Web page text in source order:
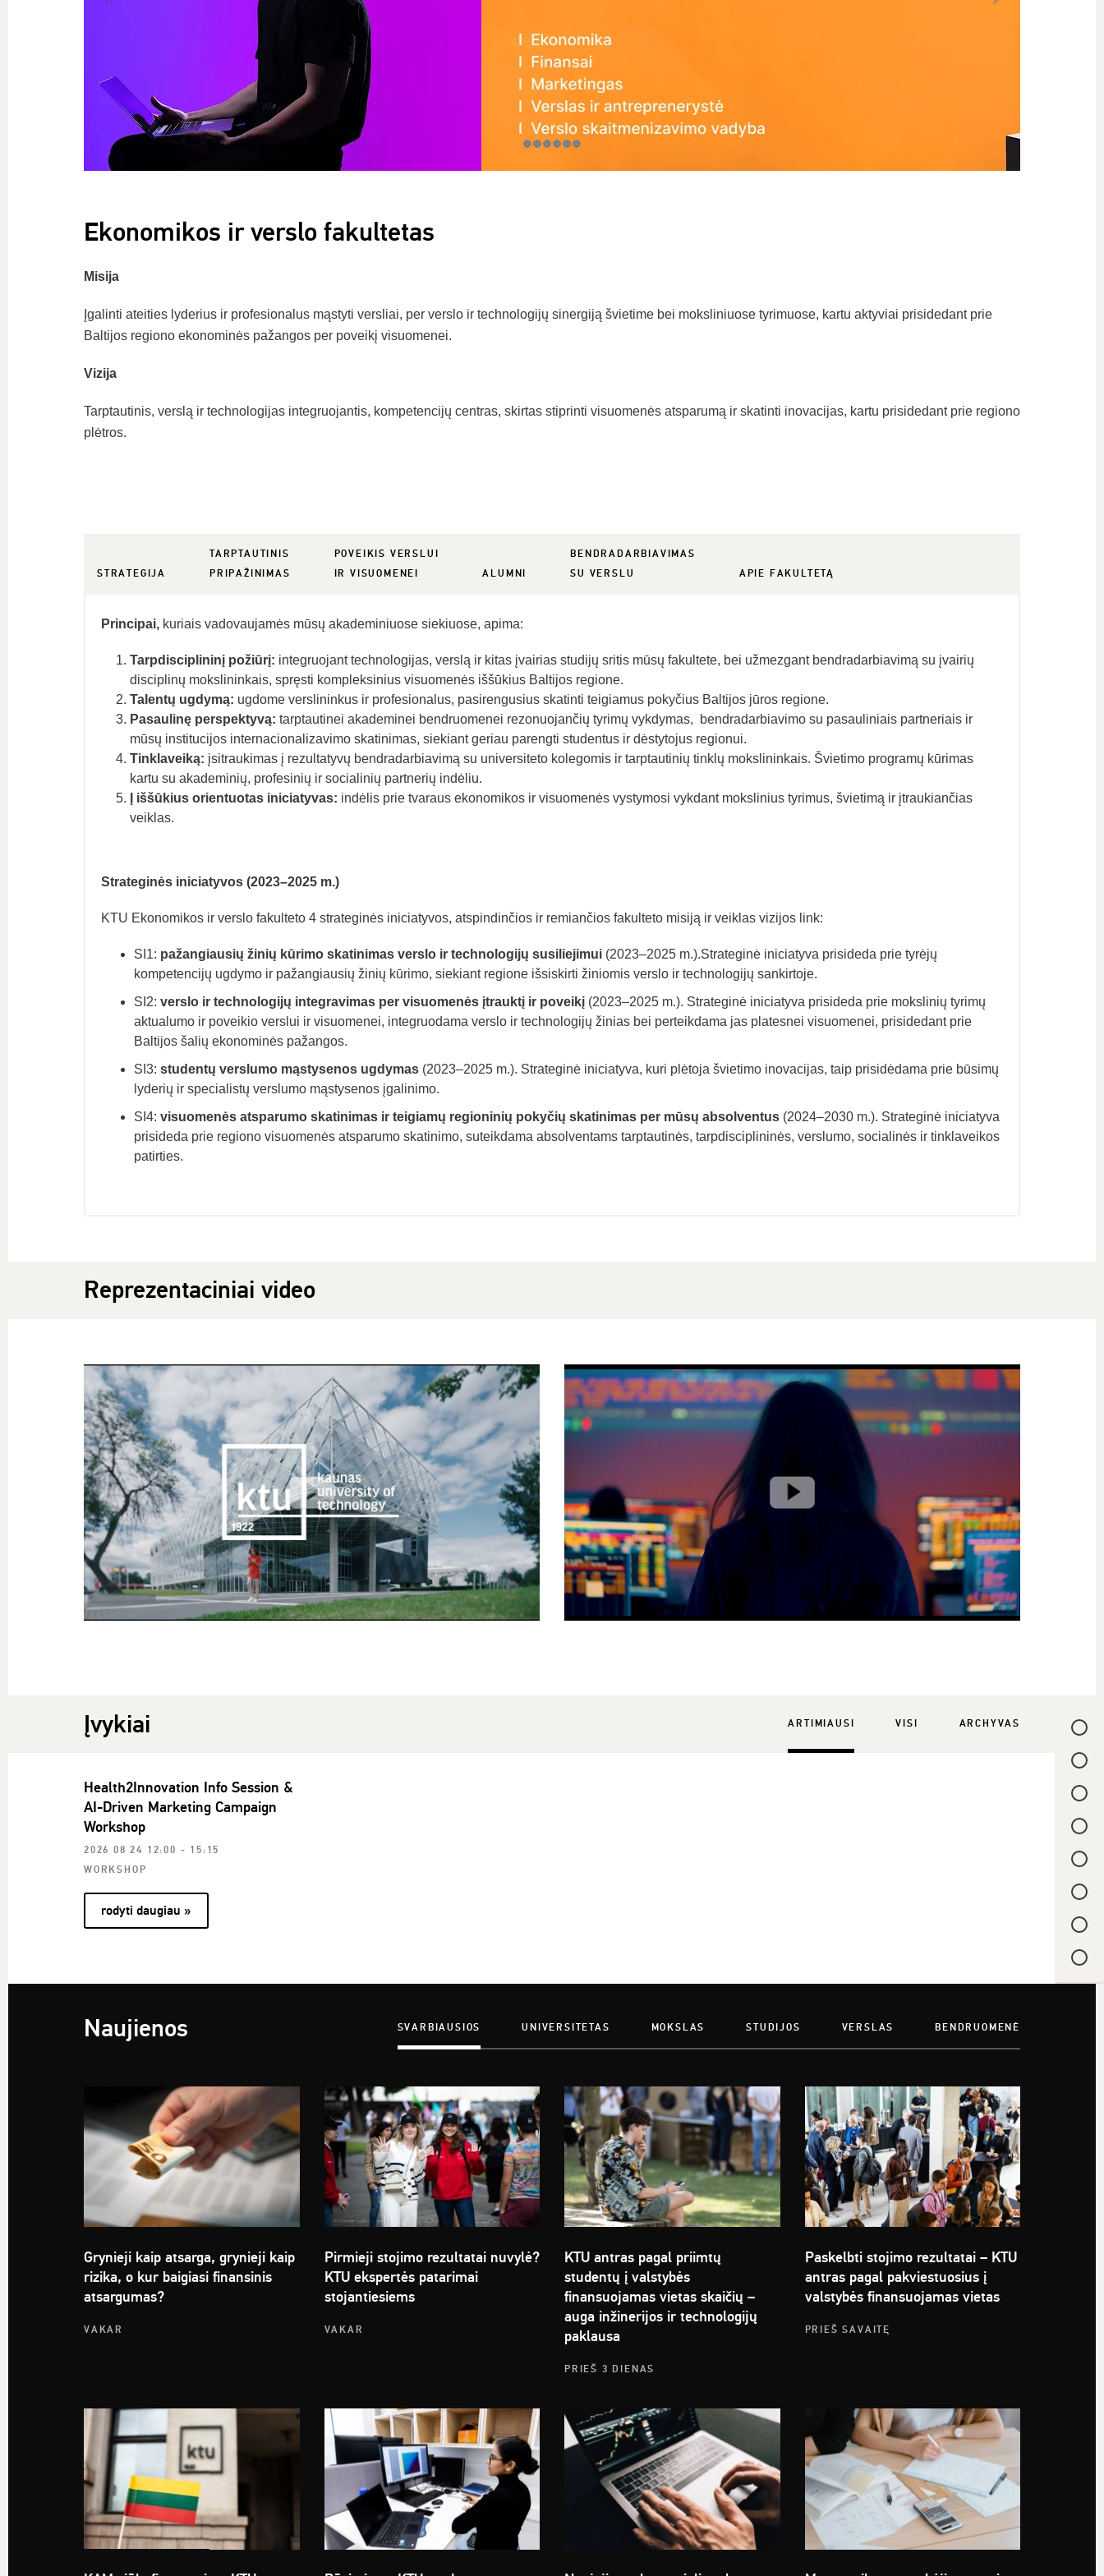
Ekonomikos ir verslo fakultetas
Misija
Įgalinti ateities lyderius ir profesionalus mąstyti versliai, per verslo ir technologijų sinergiją švietime bei moksliniuose tyrimuose, kartu aktyviai prisidedant prie
Baltijos regiono ekonominės pažangos per poveikį visuomenei.
Vizija
Tarptautinis, verslą ir technologijas integruojantis, kompetencijų centras, skirtas stiprinti visuomenės atsparumą ir skatinti inovacijas, kartu prisidedant prie regiono
plėtros.
STRATEGIJA
TARPTAUTINIS
PRIPAŽINIMAS
POVEIKIS VERSLUI
IR VISUOMENEI
ALUMNI
BENDRADARBIAVIMAS
SU VERSLU
APIE FAKULTETĄ
Principai, kuriais vadovaujamės mūsų akademiniuose siekiuose, apima:
Tarpdisciplininį požiūrį: integruojant technologijas, verslą ir kitas įvairias studijų sritis mūsų fakultete, bei užmezgant bendradarbiavimą su įvairių
disciplinų mokslininkais, spręsti kompleksinius visuomenės iššūkius Baltijos regione.
Talentų ugdymą: ugdome verslininkus ir profesionalus, pasirengusius skatinti teigiamus pokyčius Baltijos jūros regione.
Pasaulinę perspektyvą: tarptautinei akademinei bendruomenei rezonuojančių tyrimų vykdymas, bendradarbiavimo su pasauliniais partneriais ir
mūsų institucijos internacionalizavimo skatinimas, siekiant geriau parengti studentus ir dėstytojus regionui.
Tinklaveiką: įsitraukimas į rezultatyvų bendradarbiavimą su universiteto kolegomis ir tarptautinių tinklų mokslininkais. Švietimo programų kūrimas
kartu su akademinių, profesinių ir socialinių partnerių indėliu.
Į iššūkius orientuotas iniciatyvas: indėlis prie tvaraus ekonomikos ir visuomenės vystymosi vykdant mokslinius tyrimus, švietimą ir įtraukiančias
veiklas.
Strateginės iniciatyvos (2023–2025 m.)
KTU Ekonomikos ir verslo fakulteto 4 strateginės iniciatyvos, atspindinčios ir remiančios fakulteto misiją ir veiklas vizijos link:
SI1: pažangiausių žinių kūrimo skatinimas verslo ir technologijų susiliejimui (2023–2025 m.).Strateginė iniciatyva prisideda prie tyrėjų
kompetencijų ugdymo ir pažangiausių žinių kūrimo, siekiant regione išsiskirti žiniomis verslo ir technologijų sankirtoje.
SI2: verslo ir technologijų integravimas per visuomenės įtrauktį ir poveikį (2023–2025 m.). Strateginė iniciatyva prisideda prie mokslinių tyrimų
aktualumo ir poveikio verslui ir visuomenei, integruodama verslo ir technologijų žinias bei perteikdama jas platesnei visuomenei, prisidedant prie
Baltijos šalių ekonominės pažangos.
SI3: studentų verslumo mąstysenos ugdymas (2023–2025 m.). Strateginė iniciatyva, kuri plėtoja švietimo inovacijas, taip prisidėdama prie būsimų
lyderių ir specialistų verslumo mąstysenos įgalinimo.
SI4: visuomenės atsparumo skatinimas ir teigiamų regioninių pokyčių skatinimas per mūsų absolventus (2024–2030 m.). Strateginė iniciatyva
prisideda prie regiono visuomenės atsparumo skatinimo, suteikdama absolventams tarptautinės, tarpdisciplininės, verslumo, socialinės ir tinklaveikos
patirties.
Reprezentaciniai video
Įvykiai ARTIMIAUSI VISI ARCHYVAS
Health2Innovation Info Session &
AI-Driven Marketing Campaign
Workshop
2026 08 24 12:00 - 15:15
WORKSHOP
rodyti daugiau »
Naujienos SVARBIAUSIOS UNIVERSITETAS MOKSLAS STUDIJOS VERSLAS BENDRUOMENĖ
Grynieji kaip atsarga, grynieji kaip
rizika, o kur baigiasi finansinis
atsargumas?
VAKAR
Pirmieji stojimo rezultatai nuvylė?
KTU ekspertės patarimai
stojantiesiems
VAKAR
KTU antras pagal priimtų
studentų į valstybės
finansuojamas vietas skaičių –
auga inžinerijos ir technologijų
paklausa
PRIEŠ 3 DIENAS
Paskelbti stojimo rezultatai – KTU
antras pagal pakviestuosius į
valstybės finansuojamas vietas
PRIEŠ SAVAITĘ